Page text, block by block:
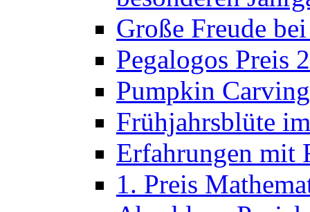
Große Freude
Pegalogos Preis
Pumpkin
Frühjahrsblüte
Erfahrungen mit
1. Preis